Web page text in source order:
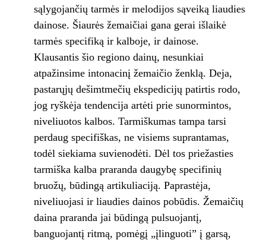
sąlygojančių tarmės ir melodijos sąveiką liaudies
dainose. Šiaurės žemaičiai gana gerai išlaikė
tarmės specifiką ir kalboje, ir dainose.
Klausantis šio regiono dainų, nesunkiai
atpažinsime intonacinį žemaičio ženklą. Deja,
pastarųjų dešimtmečių ekspedicijų patirtis rodo,
jog ryškėja tendencija artėti prie sunormintos,
niveliuotos kalbos. Tarmiškumas tampa tarsi
perdaug specifiškas, ne visiems suprantamas,
todėl siekiama suvienodėti. Dėl tos priežasties
tarmiška kalba praranda daugybę specifinių
bruožų, būdingą artikuliaciją. Paprastėja,
niveliuojasi ir liaudies dainos pobūdis. Žemaičių
daina praranda jai būdingą pulsuojantį,
banguojantį ritmą, pomėgį „įlinguoti” į garsą,